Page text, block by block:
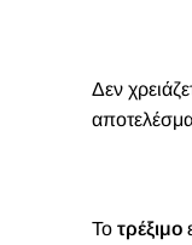
Δεν
Το τρέξιμο